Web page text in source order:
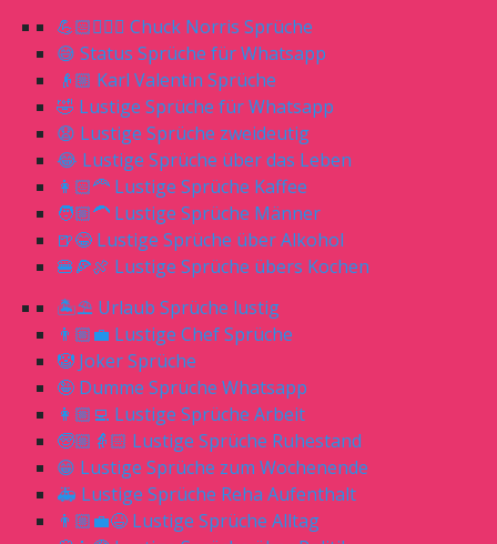
💪🏻🧔🏼‍♂️ Chuck Norris Sprüche
😅 Status Sprüche für Whatsapp
👴🏼 Karl Valentin Sprüche
🤣 Lustige Sprüche für Whatsapp
😧 Lustige Sprüche zweideutig
😂 Lustige Sprüche über das Leben
👩🏻‍🦰 Lustige Sprüche Kaffee
🧑🏼‍🦱 Lustige Sprüche Männer
🍺😂 Lustige Sprüche über Alkohol
🍔🍕🍖 Lustige Sprüche übers Kochen
🏝⛱ Urlaub Sprüche lustig
👨🏼‍💼 Lustige Chef Sprüche
🤡 Joker Sprüche
🤪 Dumme Sprüche Whatsapp
👩🏼‍💻 Lustige Sprüche Arbeit
🧓🏼👵🏻 Lustige Sprüche Ruhestand
😁 Lustige Sprüche zum Wochenende
🚑 Lustige Sprüche Reha Aufenthalt
👨🏼‍💼😆 Lustige Sprüche Alltag